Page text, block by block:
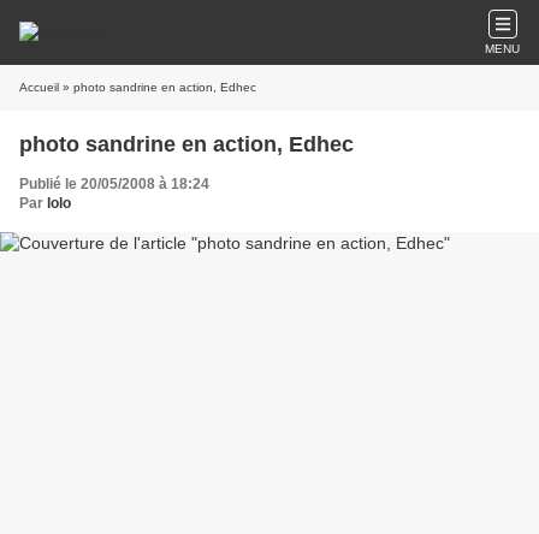
MENU
Accueil » photo sandrine en action, Edhec
photo sandrine en action, Edhec
Publié le 20/05/2008 à 18:24
Par lolo